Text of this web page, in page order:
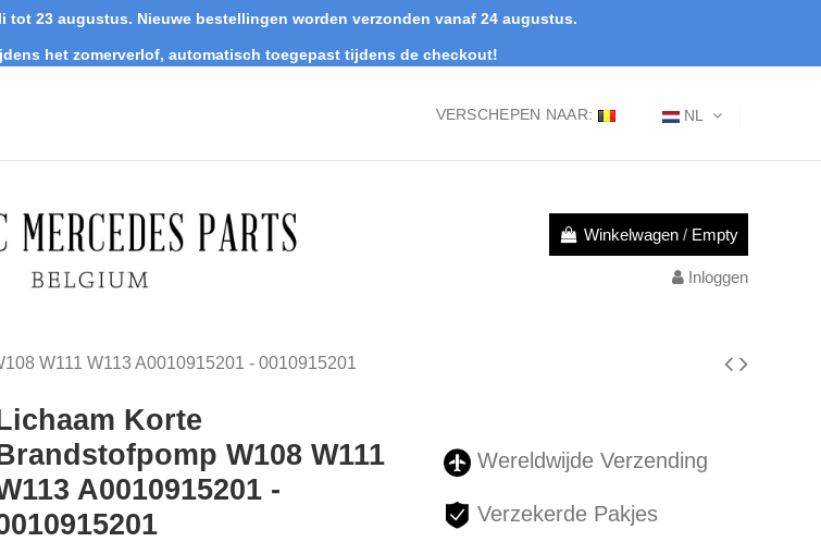
23 augustus. Nieuwe bestellingen worden verzonden vanaf 24 augustus.
het zomerverlof, automatisch toegepast tijdens de checkout!
NL
VERSCHEPEN NAAR:
Winkelwagen / Empty
Inloggen
W111 W113 A0010915201 - 0010915201
Korte
W108 W111
A0010915201 -
Wereldwijde Verzending
Verzekerde Pakjes